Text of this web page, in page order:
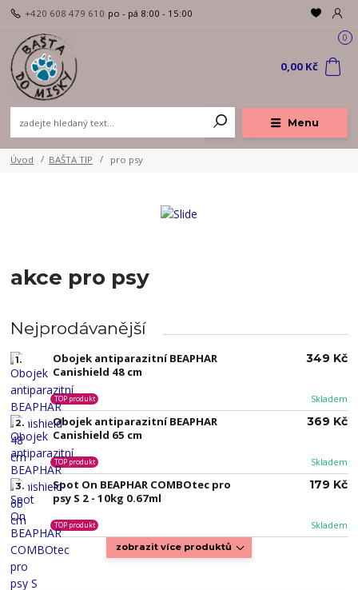
Menu
+420 608 479 610 po - pá 8:00 - 15:00
0
0,00 Kč
Úvod BAŠTA TIP pro psy
akce pro psy
Nejprodávanější
1.
Obojek antiparazitní BEAPHAR
Canishield 48 cm
Skladem
TOP produkt
349 Kč
2.
Obojek antiparazitní BEAPHAR
Canishield 65 cm
Skladem
TOP produkt
369 Kč
3.
Spot On BEAPHAR COMBOtec pro
psy S 2 - 10kg 0.67ml
Skladem
TOP produkt
179 Kč
zobrazit více produktů